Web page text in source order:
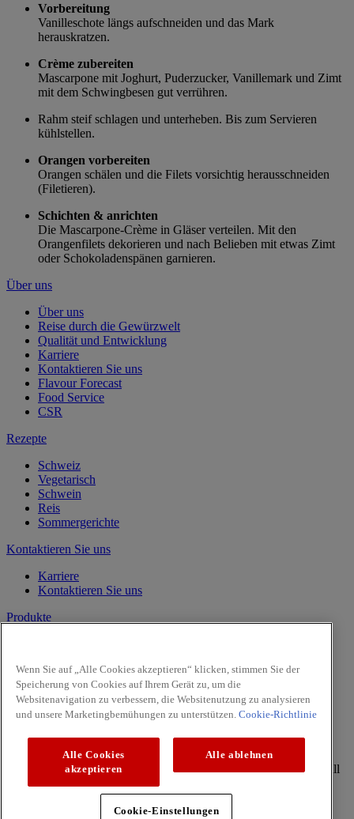
Vorbereitung
Vanilleschote längs aufschneiden und das Mark
herauskratzen.
Crème zubereiten
Mascarpone mit Joghurt, Puderzucker, Vanillemark und Zimt
mit dem Schwingbesen gut verrühren.
Rahm steif schlagen und unterheben. Bis zum Servieren
kühlstellen.
Orangen vorbereiten
Orangen schälen und die Filets vorsichtig herausschneiden
(Filetieren).
Schichten & anrichten
Die Mascarpone-Crème in Gläser verteilen. Mit den
Orangenfilets dekorieren und nach Belieben mit etwas Zimt
oder Schokoladenspänen garnieren.
Über uns
Über uns
Reise durch die Gewürzwelt
Qualität und Entwicklung
Karriere
Kontaktieren Sie uns
Flavour Forecast
Food Service
CSR
Rezepte
Schweiz
Vegetarisch
Schwein
Reis
Sommergerichte
Kontaktieren Sie uns
Karriere
Kontaktieren Sie uns
Produkte
Gewürze
Intense
Pasta & Pizza
Youtube
Copyright © 2026 McCormick (McCormick & Company, Inc). All
Rights Reserved
Datenschutzrichtlinie
Wenn Sie auf „Alle Cookies akzeptieren“ klicken, stimmen Sie der
Speicherung von Cookies auf Ihrem Gerät zu, um die
Websitenavigation zu verbessern, die Websitenutzung zu analysieren
und unsere Marketingbemühungen zu unterstützen. Cookie-Richtlinie
Alle Cookies
akzeptieren
Alle ablehnen
Cookie-Einstellungen